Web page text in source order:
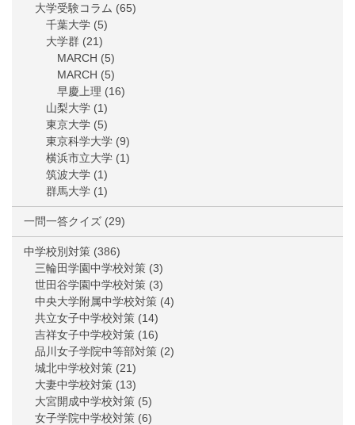
大学受験コラム (65)
千葉大学 (5)
大学群 (21)
MARCH (5)
MARCH (5)
早慶上理 (16)
山梨大学 (1)
東京大学 (5)
東京科学大学 (9)
横浜市立大学 (1)
筑波大学 (1)
群馬大学 (1)
一問一答クイズ (29)
中学校別対策 (386)
三輪田学園中学校対策 (3)
世田谷学園中学校対策 (3)
中央大学附属中学校対策 (4)
共立女子中学校対策 (14)
吉祥女子中学校対策 (16)
品川女子学院中等部対策 (2)
城北中学校対策 (21)
大妻中学校対策 (13)
大宮開成中学校対策 (5)
女子学院中学校対策 (6)